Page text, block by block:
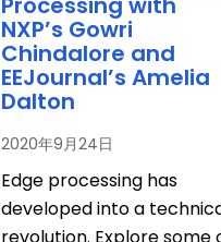
NXP’s Gowri
Chindalore and
EEJournal’s Amelia
Dalton
2020年9月24日
Edge processing has
developed into a